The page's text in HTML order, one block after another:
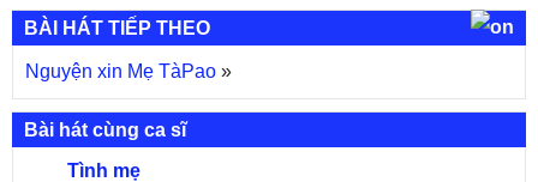
BÀI HÁT TIẾP THEO
Nguyện xin Mẹ TàPao »
Bài hát cùng ca sĩ
Tình mẹ